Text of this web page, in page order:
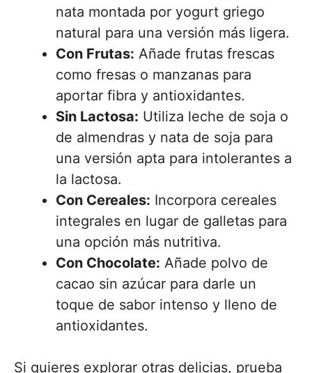
nata montada por yogurt griego
natural para una versión más ligera.
Con Frutas: Añade frutas frescas
como fresas o manzanas para
aportar fibra y antioxidantes.
Sin Lactosa: Utiliza leche de soja o
de almendras y nata de soja para
una versión apta para intolerantes a
la lactosa.
Con Cereales: Incorpora cereales
integrales en lugar de galletas para
una opción más nutritiva.
Con Chocolate: Añade polvo de
cacao sin azúcar para darle un
toque de sabor intenso y lleno de
antioxidantes.
Si quieres explorar otras delicias, prueba